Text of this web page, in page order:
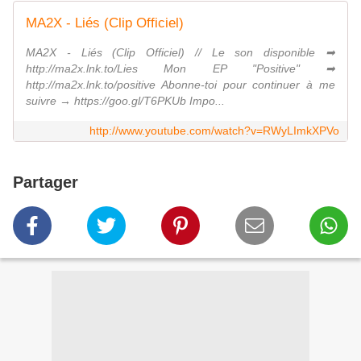
MA2X - Liés (Clip Officiel)
MA2X - Liés (Clip Officiel) // Le son disponible ➡
http://ma2x.lnk.to/Lies Mon EP "Positive" ➡
http://ma2x.lnk.to/positive Abonne-toi pour continuer à me
suivre → https://goo.gl/T6PKUb Impo...
http://www.youtube.com/watch?v=RWyLImkXPVo
Partager